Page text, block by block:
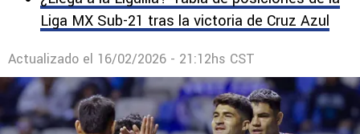
Liga MX Sub-21 tras la victoria de Cruz Azul
Actualizado el 16/02/2026 - 21:12hs CST